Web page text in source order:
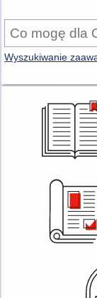
Wyszukiwanie